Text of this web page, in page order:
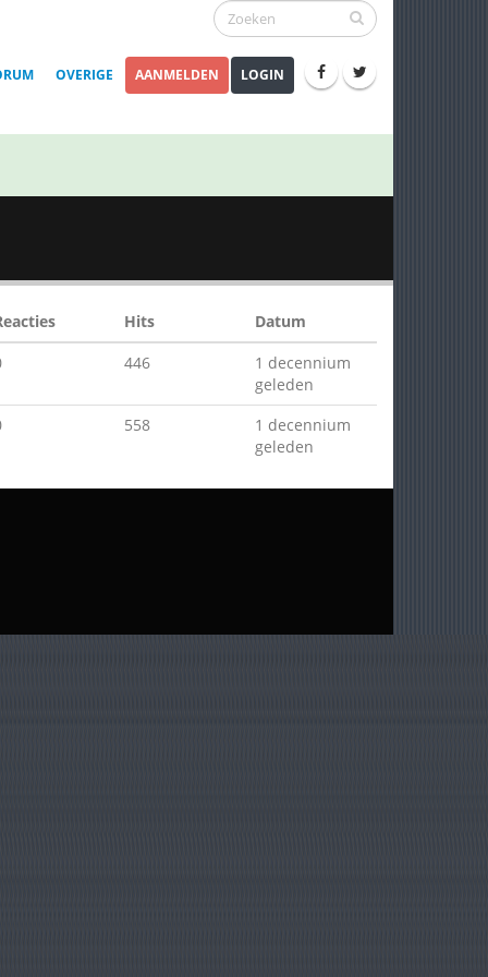
OVERIGE AANMELDEN LOGIN
Hits
Datum
446
1 decennium
geleden
558
1 decennium
geleden